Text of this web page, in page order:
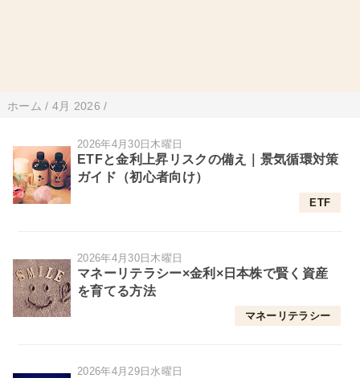
ホーム / 4月 2026 /
2026年4月30日木曜日
ETFと金利上昇リスクの備え｜景気循環対策
ガイド（初心者向け）
ETF
2026年4月30日木曜日
マネーリテラシー×金利×日本株で賢く資産
を育てる方法
マネーリテラシー
2026年4月29日水曜日